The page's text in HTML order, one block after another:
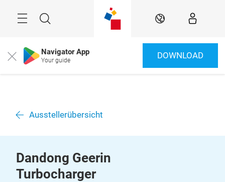
Suche DE
Close Navigator App
Your guide DOWNLOAD
Ausstellerübersicht
Dandong Geerin
Turbocharger